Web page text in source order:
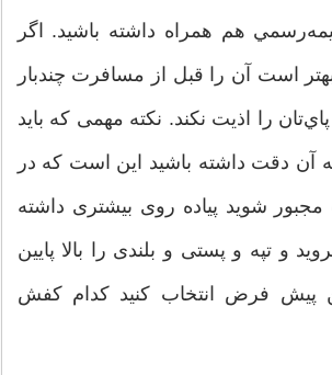
هم همراه داشته باشيد. اگر
است آن را قبل از مسافرت چندبار
را اذيت نكند. نکته مهمی که باید
آن دقت داشته باشید این است که در
شوید پیاده روی بیشتری داشته
و تپه و پستی و بلندی را بالا پایین
پیش فرض انتخاب کنید کدام کفش